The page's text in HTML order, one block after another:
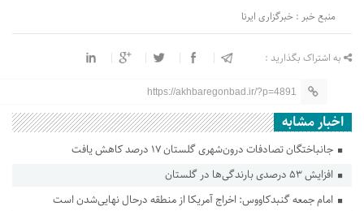
منبع خبر : خبرگزاری ایرنا
به اشتراک بگذارید :
https://akhbaregonbad.ir/?p=4891
اخبار مشابه
جانباختگان تصادفات درون‌شهری گلستان ۱۷ درصد کاهش یافت
افزایش ۵۳ درصدی بارندگی‌ها در گلستان
امام جمعه گنبدکاووس: اخراج آمریکا از منطقه درحال نهایی‌شدن است